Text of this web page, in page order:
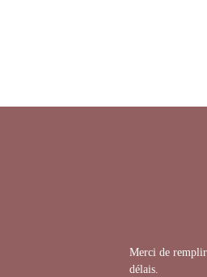
Merci de
délais.